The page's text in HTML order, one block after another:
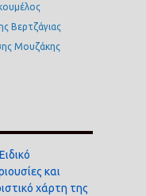
Βερτζάγιας
Μουζάκης
και
χάρτη της